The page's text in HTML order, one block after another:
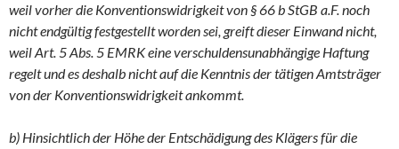
weil vorher die Konventionswidrigkeit von § 66 b StGB a.F. noch
nicht endgültig festgestellt worden sei, greift dieser Einwand nicht,
weil Art. 5 Abs. 5 EMRK eine verschuldensunabhängige Haftung
regelt und es deshalb nicht auf die Kenntnis der tätigen Amtsträger
von der Konventionswidrigkeit ankommt.
b) Hinsichtlich der Höhe der Entschädigung des Klägers für die